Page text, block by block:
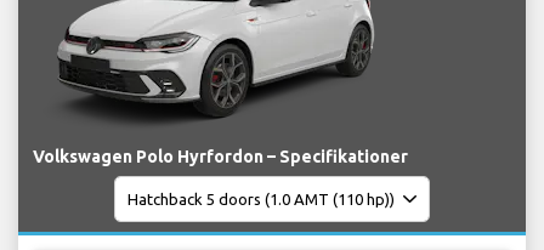
Volkswagen Polo Hyrfordon – Specifikationer